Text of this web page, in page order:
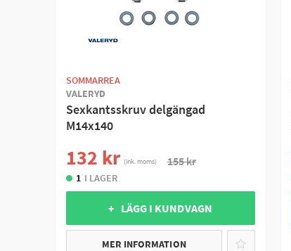
SOMMARREA
VALERYD
Sexkantsskruv delgängad
M14x140
132 kr (ink. moms) 155 kr
1 I LAGER
+ LÄGG I KUNDVAGN
MER INFORMATION